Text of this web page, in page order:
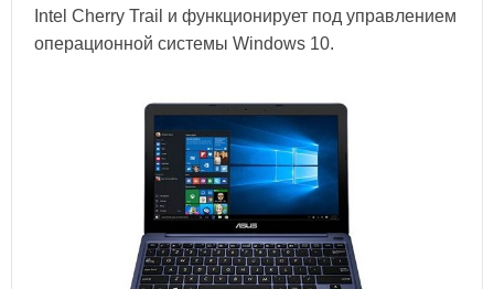
Intel Cherry Trail и функционирует под управлением
операционной системы Windows 10.